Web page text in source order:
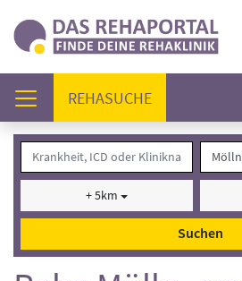
REHASUCHE(AKTUELL)
+ 5km
Suchen